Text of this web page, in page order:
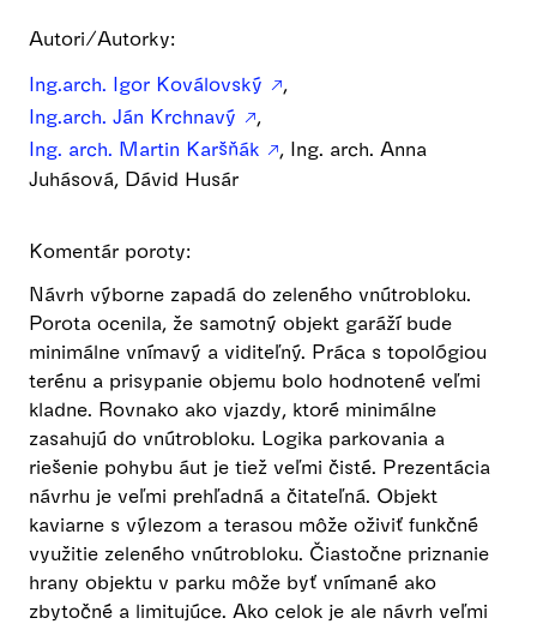
Autori/Autorky:
Ing.arch. Igor Koválovský
Ing.arch. Ján Krchnavý
Ing. arch. Martin Karšňák
, Ing. arch. Anna
Juhásová, Dávid Husár
Komentár poroty:
Návrh výborne zapadá do zeleného vnútrobloku.
Porota ocenila, že samotný objekt garáží bude
minimálne vnímavý a viditeľný. Práca s topológiou
terénu a prisypanie objemu bolo hodnotené veľmi
kladne. Rovnako ako vjazdy, ktoré minimálne
zasahujú do vnútrobloku. Logika parkovania a
riešenie pohybu áut je tiež veľmi čisté. Prezentácia
návrhu je veľmi prehľadná a čitateľná. Objekt
kaviarne s výlezom a terasou môže oživiť funkčné
využitie zeleného vnútrobloku. Čiastočne priznanie
hrany objektu v parku môže byť vnímané ako
zbytočné a limitujúce. Ako celok je ale návrh veľmi